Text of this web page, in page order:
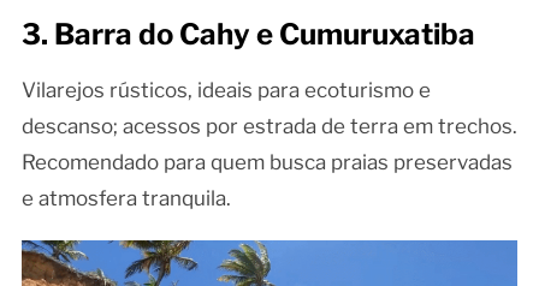
3. Barra do Cahy e Cumuruxatiba
Vilarejos rústicos, ideais para ecoturismo e
descanso; acessos por estrada de terra em trechos.
Recomendado para quem busca praias preservadas
e atmosfera tranquila.